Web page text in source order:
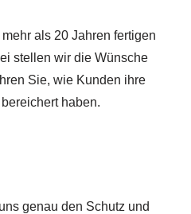
als 20 Jahren fertigen
stellen wir die Wünsche
Sie, wie Kunden ihre
haben.
genau den Schutz und